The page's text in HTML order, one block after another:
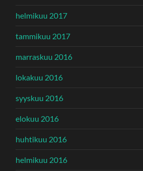
helmikuu 2017
tammikuu 2017
marraskuu 2016
lokakuu 2016
syyskuu 2016
elokuu 2016
huhtikuu 2016
helmikuu 2016